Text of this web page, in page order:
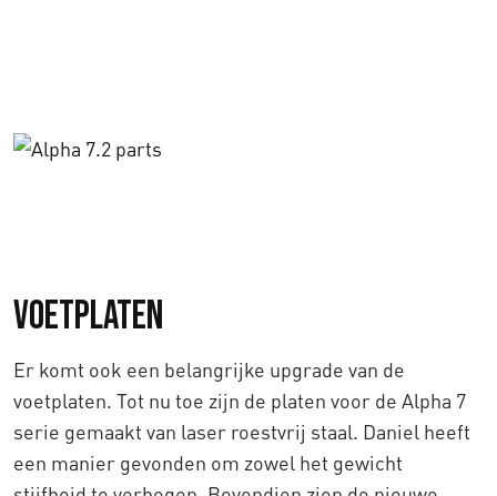
Voetplaten
Er komt ook een belangrijke upgrade van de
voetplaten. Tot nu toe zijn de platen voor de Alpha 7
serie gemaakt van laser roestvrij staal. Daniel heeft
een manier gevonden om zowel het gewicht